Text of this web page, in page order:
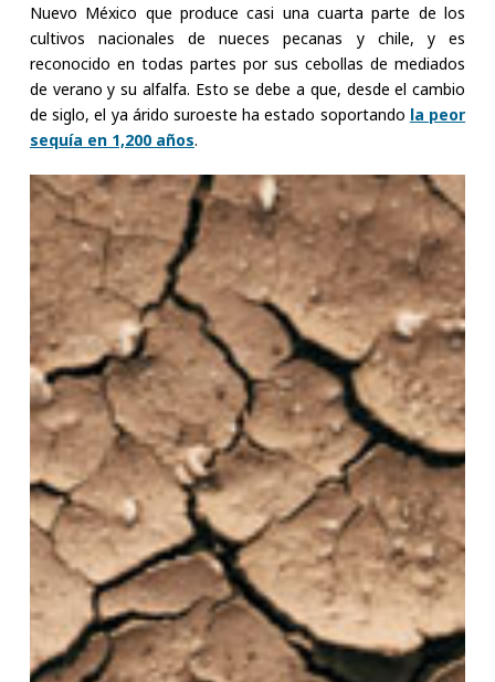
Nuevo México que produce casi una cuarta parte de los
cultivos nacionales de nueces pecanas y chile, y es
reconocido en todas partes por sus cebollas de mediados
de verano y su alfalfa. Esto se debe a que, desde el cambio
de siglo, el ya árido suroeste ha estado soportando la peor
sequía en 1,200 años.